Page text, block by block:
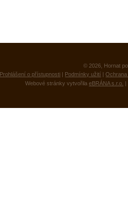
© 2026, Hornat
Prohlášení o přístupnosti
Podmínky užití |
Webové stránky vytvořila eBRÁNA s.r.o.